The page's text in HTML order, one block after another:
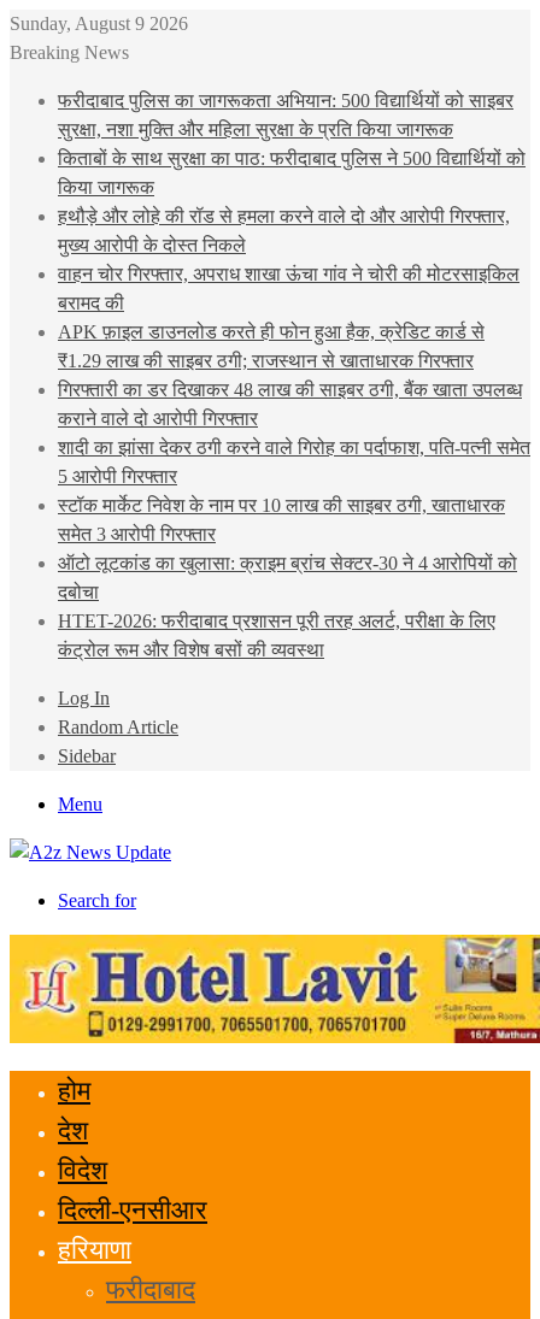
Sunday, August 9 2026
Breaking News
फरीदाबाद पुलिस का जागरूकता अभियान: 500 विद्यार्थियों को साइबर
सुरक्षा, नशा मुक्ति और महिला सुरक्षा के प्रति किया जागरूक
किताबों के साथ सुरक्षा का पाठ: फरीदाबाद पुलिस ने 500 विद्यार्थियों को
किया जागरूक
हथौड़े और लोहे की रॉड से हमला करने वाले दो और आरोपी गिरफ्तार,
मुख्य आरोपी के दोस्त निकले
वाहन चोर गिरफ्तार, अपराध शाखा ऊंचा गांव ने चोरी की मोटरसाइकिल
बरामद की
APK फ़ाइल डाउनलोड करते ही फोन हुआ हैक, क्रेडिट कार्ड से
₹1.29 लाख की साइबर ठगी; राजस्थान से खाताधारक गिरफ्तार
गिरफ्तारी का डर दिखाकर 48 लाख की साइबर ठगी, बैंक खाता उपलब्ध
कराने वाले दो आरोपी गिरफ्तार
शादी का झांसा देकर ठगी करने वाले गिरोह का पर्दाफाश, पति-पत्नी समेत
5 आरोपी गिरफ्तार
स्टॉक मार्केट निवेश के नाम पर 10 लाख की साइबर ठगी, खाताधारक
समेत 3 आरोपी गिरफ्तार
ऑटो लूटकांड का खुलासा: क्राइम ब्रांच सेक्टर-30 ने 4 आरोपियों को
दबोचा
HTET-2026: फरीदाबाद प्रशासन पूरी तरह अलर्ट, परीक्षा के लिए
कंट्रोल रूम और विशेष बसों की व्यवस्था
Log In
Random Article
Sidebar
Menu
Search for
होम
देश
विदेश
दिल्ली-एनसीआर
हरियाणा
फरीदाबाद